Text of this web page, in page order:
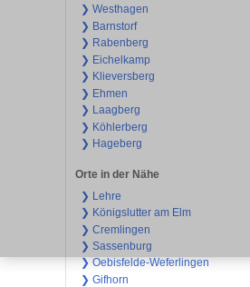
❯ Westhagen
❯ Barnstorf
❯ Rabenberg
❯ Eichelkamp
❯ Klieversberg
❯ Ehmen
❯ Laagberg
❯ Köhlerberg
❯ Hageberg
Orte in der Nähe
❯ Lehre
❯ Königslutter am Elm
❯ Cremlingen
❯ Sassenburg
❯ Oebisfelde-Weferlingen
❯ Gifhorn